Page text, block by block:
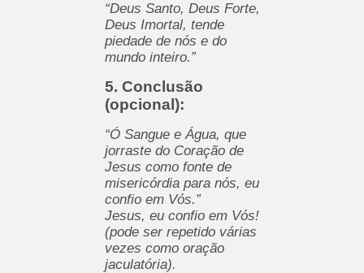
“Deus Santo, Deus Forte,
Deus Imortal, tende
piedade de nós e do
mundo inteiro.”
5. Conclusão
(opcional):
“Ó Sangue e Água, que
jorraste do Coração de
Jesus como fonte de
misericórdia para nós, eu
confio em Vós.”
Jesus, eu confio em Vós!
(pode ser repetido várias
vezes como oração
jaculatória).